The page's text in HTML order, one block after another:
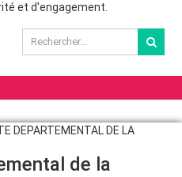
et d'engagement.
DEPARTEMENTAL DE LA
de la